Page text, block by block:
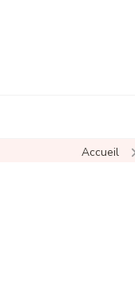
Accueil